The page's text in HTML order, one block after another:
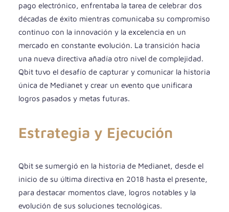
pago electrónico, enfrentaba la tarea de celebrar dos
décadas de éxito mientras comunicaba su compromiso
continuo con la innovación y la excelencia en un
mercado en constante evolución. La transición hacia
una nueva directiva añadía otro nivel de complejidad.
Qbit tuvo el desafío de capturar y comunicar la historia
única de Medianet y crear un evento que unificara
logros pasados y metas futuras.
Estrategia y Ejecución
Qbit se sumergió en la historia de Medianet, desde el
inicio de su última directiva en 2018 hasta el presente,
para destacar momentos clave, logros notables y la
evolución de sus soluciones tecnológicas.